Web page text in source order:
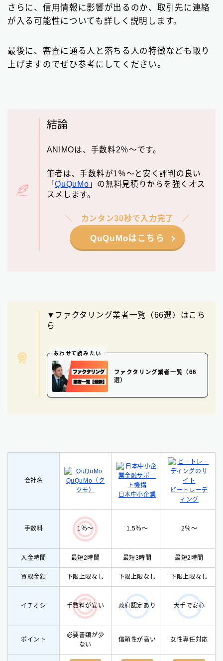
後払い決済サービス 7
大手消費者金融で借りる 3
さらに、信用情報に影響が出るのか、取引先に連絡
が入る可能性についても詳しく説明します。
最後に、審査に通る人と落ちる人の特徴なども取り
上げますのでぜひ参考にしてください。
結論
ANIMOは、手数料2％〜です。
筆者は、手数料が1％〜と安く評判の良い
「QuQuMo 」の無料見積りからを強くオス
スメします。
カンタン30秒で入力完了
QuQuMoはこちら
▼ファクタリング業者一覧（66選）はこち
ら
あわせて読みたい
ファクタリング業者一覧（66
選）
会社名
QuQuMo（ク
クモ）
日本中小企業
ビートレーデ
ィング
手数料 1％〜 1.5％〜 2％〜
入金時間 最短2時間 最短3時間 最短2時間
買取金額 下限上限なし 下限上限なし 下限上限なし
イチオシ 手数料が安い 政府認定あり 大手で安心
ポイント
必要書類が少
ない
信頼性が高い 女性専任対応